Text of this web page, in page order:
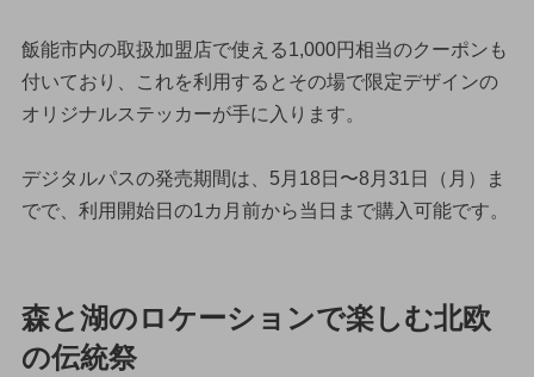
飯能市内の取扱加盟店で使える1,000円相当のクーポンも
付いており、これを利用するとその場で限定デザインの
オリジナルステッカーが手に入ります。
デジタルパスの発売期間は、5月18日〜8月31日（月）ま
でで、利用開始日の1カ月前から当日まで購入可能です。
森と湖のロケーションで楽しむ北欧
の伝統祭